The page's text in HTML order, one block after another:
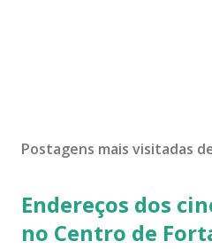
Postagens mais visitadas
Endereços dos
no Centro de